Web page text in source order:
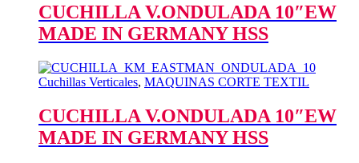
CUCHILLA V.ONDULADA 10″EW
MADE IN GERMANY HSS
Cuchillas Verticales, MAQUINAS CORTE TEXTIL
CUCHILLA V.ONDULADA 10″EW
MADE IN GERMANY HSS